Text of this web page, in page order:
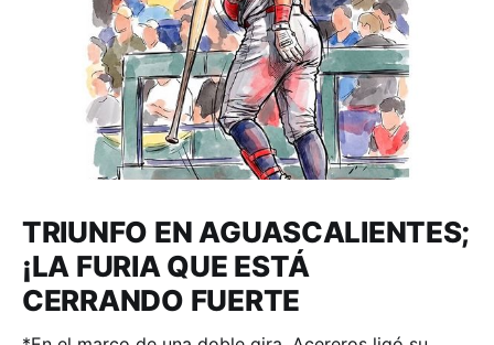
TRIUNFO EN AGUASCALIENTES;
¡LA FURIA QUE ESTÁ
CERRANDO FUERTE